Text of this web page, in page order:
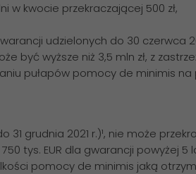
w kwocie przekraczającej 500 zł,
udzielonych do 30 czerwca
być wyższe niż 3,5 mln zł, z
pułapów pomocy de minimis na
grudnia 2021 r.)¹, nie może
tys. EUR dla gwarancji powyżej
pomocy de minimis jaką